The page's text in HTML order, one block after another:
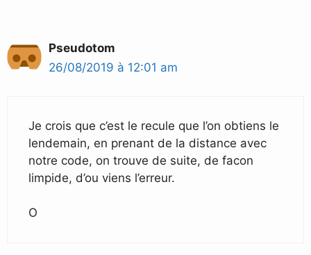
Pseudotom
26/08/2019 à 12:01 am
Je crois que c’est le recule que l’on obtiens le
lendemain, en prenant de la distance avec
notre code, on trouve de suite, de facon
limpide, d’ou viens l’erreur.
O